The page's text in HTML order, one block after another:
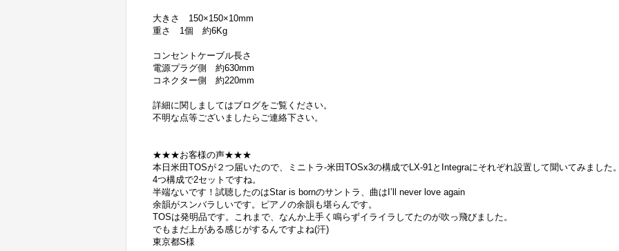
大きさ 150×150×10mm
重さ 1個 約6Kg
コンセントケーブル長さ
電源プラグ側 約630mm
コネクター側 約220mm
詳細に関しましてはブログをご覧ください。
不明な点等ございましたらご連絡下さい。
★★★お客様の声★★★
本日米田TOSが２つ届いたので、ミニトラ-米田TOSx3の構成でLX-91とIntegraにそれぞれ設置して聞いてみました
4つ構成で2セットですね。
半端ないです！試聴したのはStar is bornのサントラ、曲はI’ll never love again
余韻がスンバラしいです。ピアノの余韻も堪らんです。
TOSは発明品です。これまで、なんか上手く鳴らずイライラしてたのが吹っ飛びました。
でもまだ上がある感じがするんですよね(汗)
東京都S様